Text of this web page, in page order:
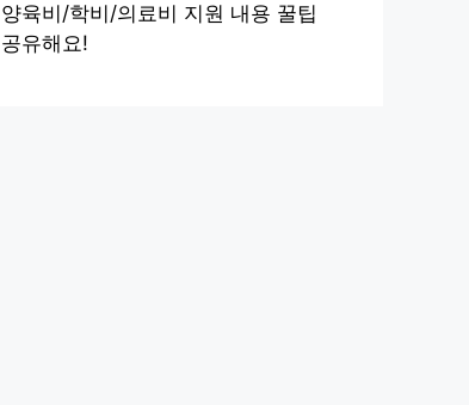
양육비/학비/의료비 지원 내용 꿀팁
공유해요!